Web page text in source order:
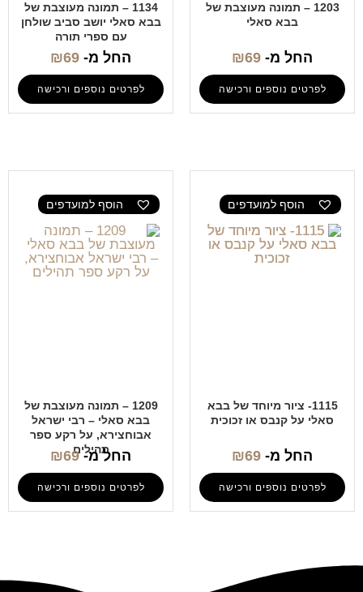
1203 – תמונה מעוצבת של
בבא סאלי
החל מ- ₪69
לפרטים נוספים ורכישה
1134 – תמונה מעוצבת של
בבא סאלי יושב סביב שולחן
עם ספרי תורה
החל מ- ₪69
לפרטים נוספים ורכישה
הוסף למועדפים
1115- ציור מיוחד של בבא
סאלי על קנבס או זכוכית
החל מ- ₪69
לפרטים נוספים ורכישה
הוסף למועדפים
1209 – תמונה מעוצבת של
בבא סאלי – רבי ישראל
אבוחצירא, על רקע ספר
תהילים
החל מ- ₪69
לפרטים נוספים ורכישה